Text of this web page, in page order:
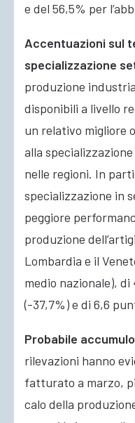
e del 56,5% per
Accentuazioni sul
specializzazione
produzione
disponibili a livello
un relativo migliore
alla
nelle regioni. In
specializzazione in
peggiore
produzione
Lombardia e il
medio nazionale),
(-37,7%) e di 6,6
Probabile
rilevazioni hanno
fatturato a marzo,
calo della